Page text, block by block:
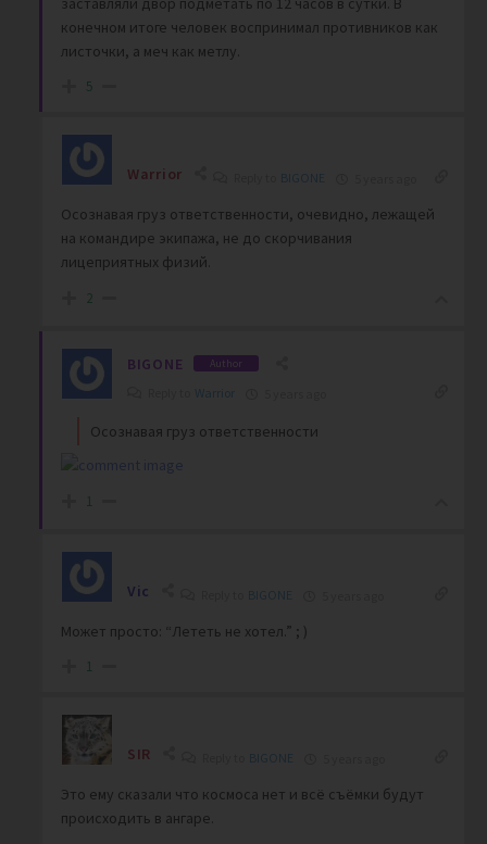
конечном итоге человек воспринимал противников как
листочки, а меч как метлу.
5
Warrior BIGONE
Осознавая груз ответственности, очевидно, лежащей
на командире экипажа, не до скорчивания
лицеприятных физий.
2
BIGONE Author
Warrior
Осознавая груз ответственности
1
Vic BIGONE
Может просто: “Лететь не хотел.” ; )
1
SIR BIGONE
Это ему сказали что космоса нет и всё съёмки будут
происходить в ангаре.